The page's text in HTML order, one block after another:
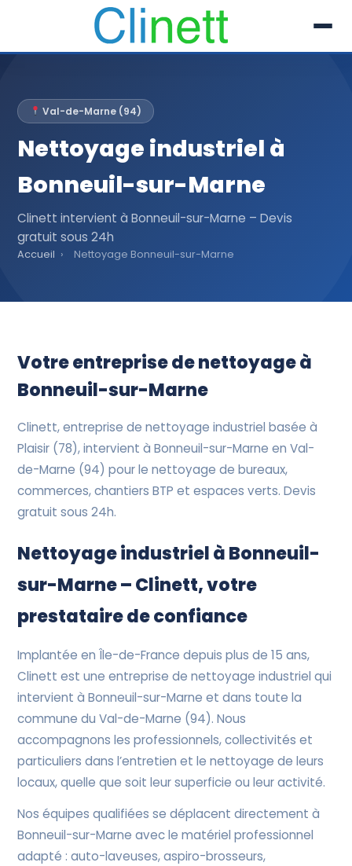
Prestations
Références
Recrutement
Devis Gratuit
Val-de-Marne (94)
Nettoyage industriel à
Bonneuil-sur-Marne
Clinett intervient à Bonneuil-sur-Marne – Devis
gratuit sous 24h
Accueil › Nettoyage Bonneuil-sur-Marne
Votre entreprise de nettoyage à
Bonneuil-sur-Marne
Clinett, entreprise de nettoyage industriel basée à
Plaisir (78), intervient à Bonneuil-sur-Marne en Val-
de-Marne (94) pour le nettoyage de bureaux,
commerces, chantiers BTP et espaces verts. Devis
gratuit sous 24h.
Nettoyage industriel à Bonneuil-
sur-Marne – Clinett, votre
prestataire de confiance
Implantée en Île-de-France depuis plus de 15 ans,
Clinett est une entreprise de nettoyage industriel qui
intervient à Bonneuil-sur-Marne et dans toute la
commune du Val-de-Marne (94). Nous
accompagnons les professionnels, collectivités et
particuliers dans l’entretien et le nettoyage de leurs
locaux, quelle que soit leur superficie ou leur activité.
Nos équipes qualifiées se déplacent directement à
Bonneuil-sur-Marne avec le matériel professionnel
adapté : auto-laveuses, aspiro-brosseurs,